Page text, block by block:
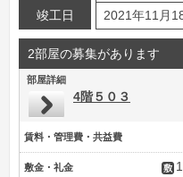
竣工日 2021年11月
2部屋の募集があります
部屋詳細
4階５０３
賃料・管理費・共益費
敷金・礼金